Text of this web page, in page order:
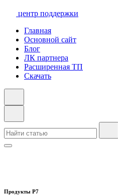
центр поддержки
Главная
Основной сайт
Блог
ЛК партнера
Расширенная ТП
Скачать
Продукты Р7